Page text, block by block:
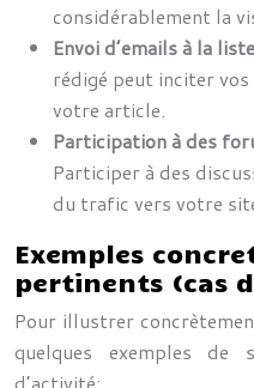
considérablement la
Envoi d’emails à la
rédigé peut inciter
votre article.
Participation à des
Participer à des
du trafic vers votre
Exemples
pertinents (cas
Pour illustrer
quelques exemples de